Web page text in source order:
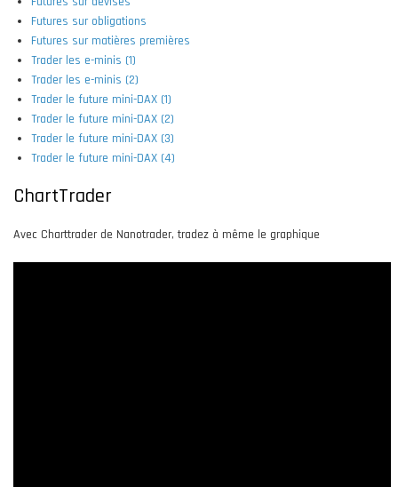
Futures sur obligations
Futures sur matières premières
Trader les e-minis (1)
Trader les e-minis (2)
Trader le future mini-DAX (1)
Trader le future mini-DAX (2)
Trader le future mini-DAX (3)
Trader le future mini-DAX (4)
ChartTrader
Avec Charttrader de Nanotrader, tradez à même le graphique